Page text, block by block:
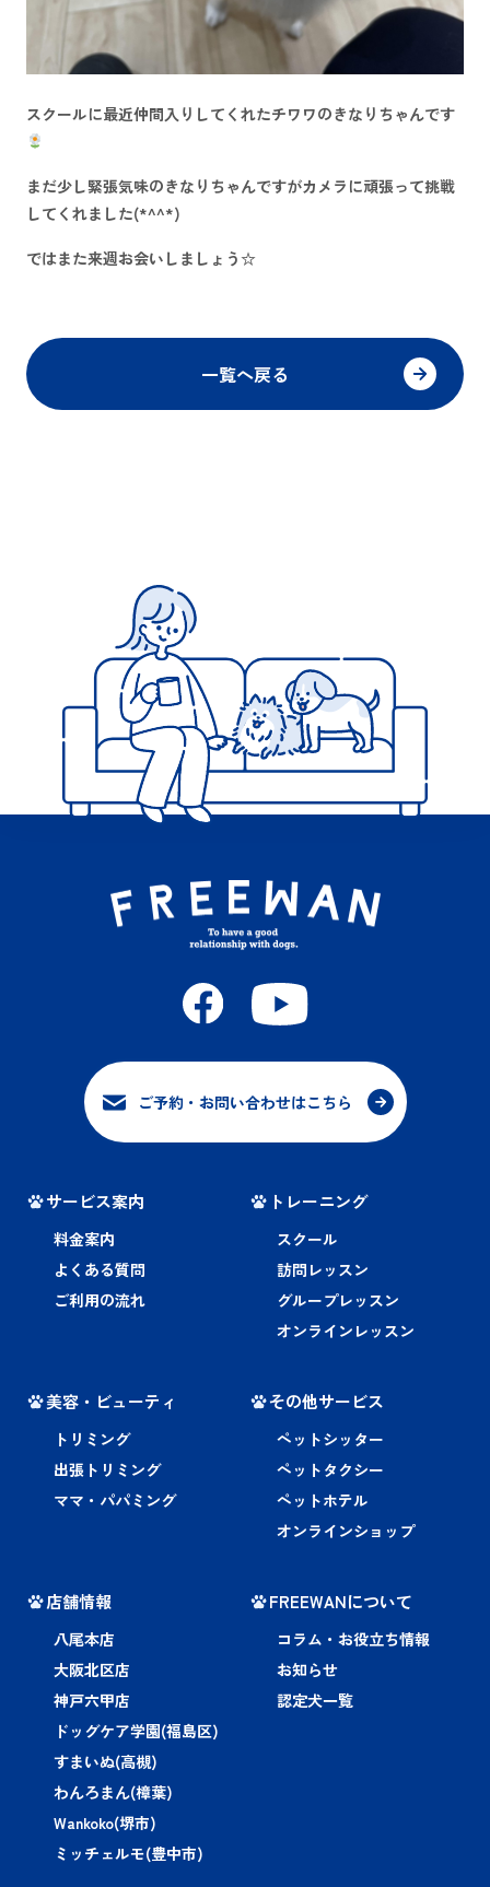
スクールに最近仲間入りしてくれたチワワのきなりちゃんです
まだ少し緊張気味のきなりちゃんですがカメラに頑張って挑戦
してくれました(*^^*)
ではまた来週お会いしましょう☆
一覧へ戻る
ご予約・お問い合わせはこちら
サービス案内
料金案内
よくある質問
ご利用の流れ
トレーニング
スクール
訪問レッスン
グループレッスン
オンラインレッスン
美容・ビューティ
トリミング
出張トリミング
ママ・パパミング
その他サービス
ペットシッター
ペットタクシー
ペットホテル
オンラインショップ
店舗情報
八尾本店
大阪北区店
神戸六甲店
ドッグケア学園(福島区)
すまいぬ(高槻)
わんろまん(樟葉)
Wankoko(堺市)
ミッチェルモ(豊中市)
FREEWANについて
コラム・お役立ち情報
お知らせ
認定犬一覧